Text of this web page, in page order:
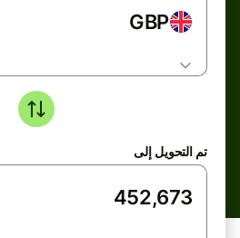
GBP
تم التحويل إلى